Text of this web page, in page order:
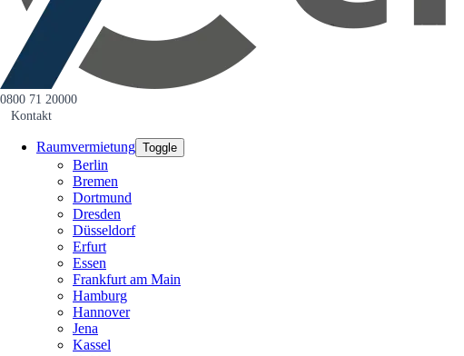
0800 71 20000
Kontakt
Raumvermietung Toggle
Berlin
Bremen
Dortmund
Dresden
Düsseldorf
Erfurt
Essen
Frankfurt am Main
Hamburg
Hannover
Jena
Kassel